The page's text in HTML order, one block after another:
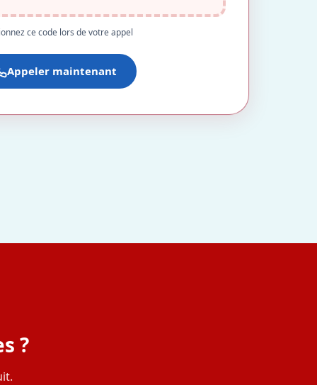
ce code lors de votre appel
Appeler maintenant
?